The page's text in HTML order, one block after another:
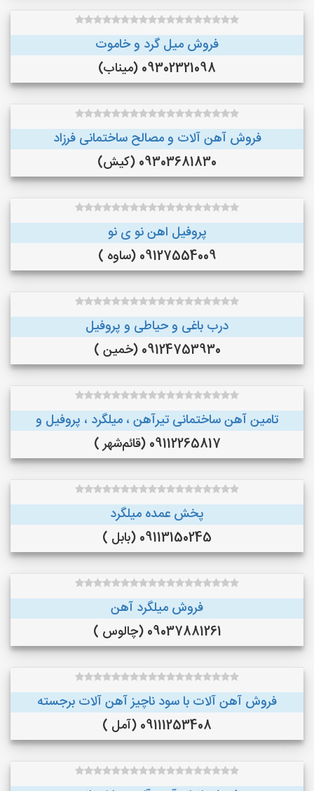
فروش میل گرد و خاموت
09302321098 (میناب)
فروش آهن آلات و مصالح ساختمانی فرزاد
09303681830 (کیش)
پروفیل اهن نو ی نو
09127554009 (ساوه )
درب باغی و حیاطی و پروفیل
09124753930 (خمین )
تامین آهن ساختمانی تیرآهن ، میلگرد ، پروفیل و
09112265817 (قائم‌شهر )
پخش عمده میلگرد
09113150245 (بابل )
فروش میلگرد آهن
09037881261 (چالوس )
فروش آهن آلات با سود ناچیز آهن آلات برجسته
09111253408 (آمل )